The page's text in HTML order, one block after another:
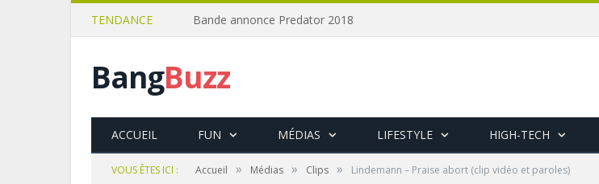
TENDANCE Bande annonce Predator 2018
BangBuzz
ACCUEIL FUN MÉDIAS LIFESTYLE HIGH-TECH
VOUS ÊTES ICI : Accueil » Médias » Clips » Lindemann – Praise abort (clip vidéo et paroles)